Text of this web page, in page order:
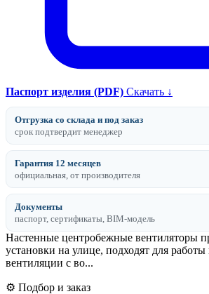
Паспорт изделия (PDF) Скачать ↓
Отгрузка со склада и под заказ
срок подтвердит менеджер
Гарантия 12 месяцев
официальная, от производителя
Документы
паспорт, сертификаты, BIM-модель
Настенные центробежные вентиляторы
установки на улице, подходят для работы
вентиляции с во...
⚙️ Подбор и заказ